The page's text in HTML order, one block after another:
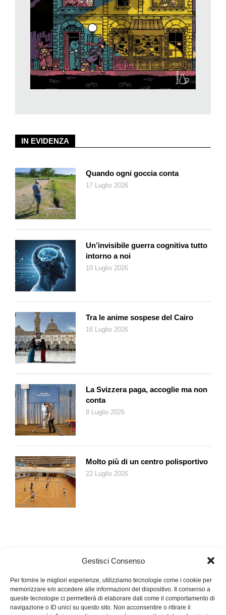
Gestisci Consenso
Per fornire le migliori esperienze, utilizziamo tecnologie come i cookie per
memorizzare e/o accedere alle informazioni del dispositivo. Il consenso a
queste tecnologie ci permetterà di elaborare dati come il comportamento di
navigazione o ID unici su questo sito. Non acconsentire o ritirare il
ogni mistero, inseguendo la soluzione che c’è ma non è mai
scontata (neanche per gli adulti!): occorre scoprire chi mente,
occorre saper vedere, e saper rispondere alle domande che
l’autore ogni volta ci pone. Dov’è la valigia rubata? Ci viene
chiesto nel primo enigma, in cui il cantante di un celebre
gruppo rock è stato tramortito e derubato al suo rientro in
albergo, dove gli unici ospiti erano i musicisti della sua stessa
band. In quale camera si trovava ogni membro della band? Chi
tentazione di andare a guardarle arrendendovi subito, perché il
IN EVIDENZA
Quando ogni goccia conta
17 Luglio 2026
Un’invisibile guerra cognitiva tutto
intorno a noi
10 Luglio 2026
Tra le anime sospese del Cairo
16 Luglio 2026
La Svizzera paga, accoglie ma non
conta
8 Luglio 2026
Molto più di un centro polisportivo
22 Luglio 2026